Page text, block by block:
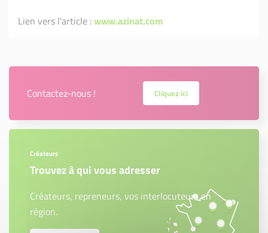
Lien vers l'article :www.azinat.com
Contactez-nous ! Cliquez ici
Créateurs
Trouvez à qui vous adresser
Créateurs, repreneurs, vos interlocuteurs en
région.